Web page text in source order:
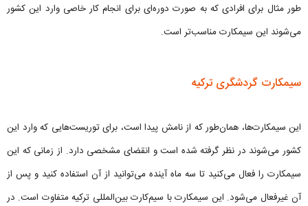
طور مثال برای افرادی که به صورت دوره‌ای برای انجام کار خاصی وارد این کشور
می‌شوند این سیمکارت مناسب‌تر است.
سیمکارت گردشگری ترکیه
این سیمکارت‌ها، همان‌طور که از نامش پیدا است، برای توریست‌هایی که وارد این
کشور می‌شوند در نظر گرفته شده است و انقضای مشخصی دارد. از زمانی که این
سیمکارت را فعال می‌کنید تا سه ماه آینده می‌توانید از آن استفاده کنید و پس از
آن غیرفعال می‌شود. این سیمکارت با سیم‌کارت بین‌المللی ترکیه متفاوت است. در